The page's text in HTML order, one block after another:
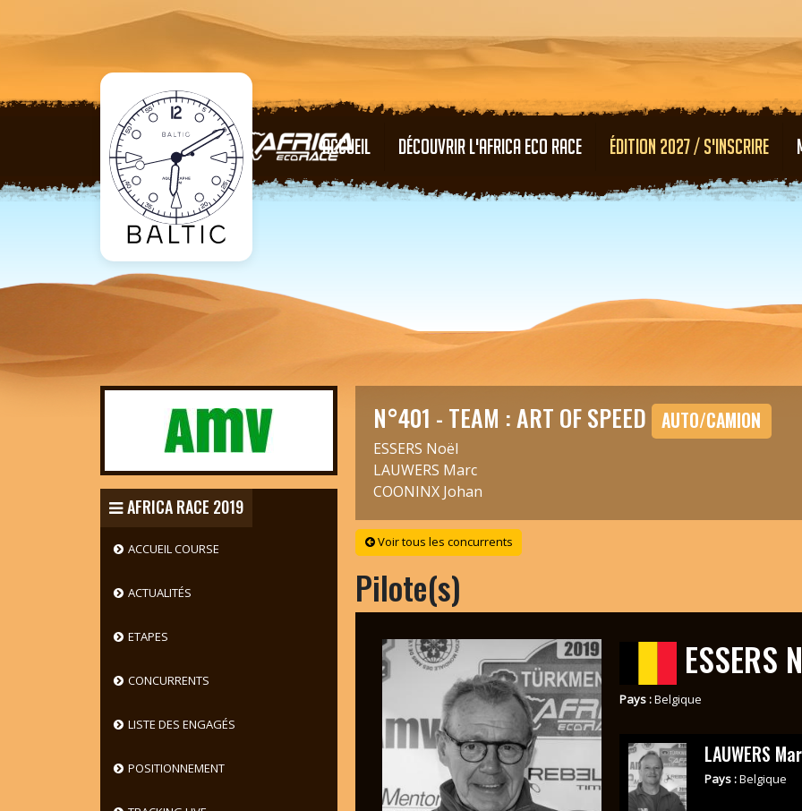
ACCUEIL DÉCOUVRIR L'AFRICA ECO RACE ÉDITION 2027 / S'INSCRIRE
AFRICA RACE 2019
ACCUEIL COURSE
ACTUALITÉS
ETAPES
CONCURRENTS
LISTE DES ENGAGÉS
POSITIONNEMENT
N°401 - TEAM : ART OF SPEED AUTO/CAMION
ESSERS Noël
LAUWERS Marc
COONINX Johan
Voir tous les concurrents
Pilote(s)
ESSERS
Pays :Belgique
LAUWERS
Pays :Belgique